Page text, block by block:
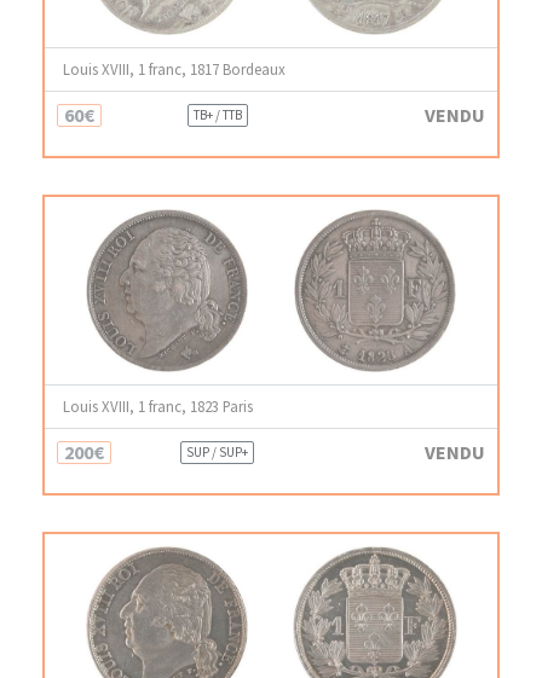
Louis XVIII, 1 franc, 1817 Bordeaux
60€ TB+ / TTB VENDU
Louis XVIII, 1 franc, 1823 Paris
200€ SUP / SUP+ VENDU